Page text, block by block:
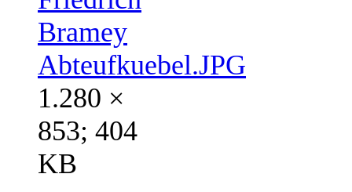
Bramey
Abteufkuebel.JPG
1.280 ×
853; 404
KB